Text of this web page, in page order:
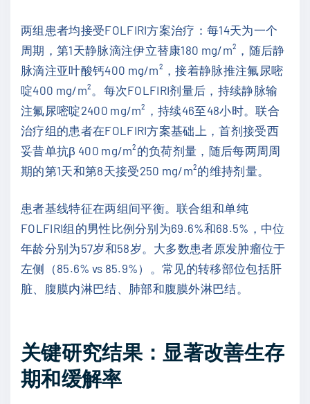
两组患者均接受FOLFIRI方案治疗：每14天为一个
周期，第1天静脉滴注伊立替康180 mg/m²，随后静
脉滴注亚叶酸钙400 mg/m²，接着静脉推注氟尿嘧
啶400 mg/m²。每次FOLFIRI剂量后，持续静脉输
注氟尿嘧啶2400 mg/m²，持续46至48小时。联合
治疗组的患者在FOLFIRI方案基础上，首剂接受西
妥昔单抗β 400 mg/m²的负荷剂量，随后每两周周
期的第1天和第8天接受250 mg/m²的维持剂量。
患者基线特征在两组间平衡。联合组和单纯
FOLFIRI组的男性比例分别为69.6%和68.5%，中位
年龄分别为57岁和58岁。大多数患者原发肿瘤位于
左侧（85.6% vs 85.9%）。常见的转移部位包括肝
脏、腹膜内淋巴结、肺部和腹膜外淋巴结。
关键研究结果：显著改善生存
期和缓解率